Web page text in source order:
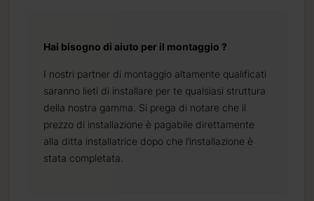
Hai bisogno di aiuto per il montaggio ?
I nostri partner di montaggio altamente qualificati
saranno lieti di installare per te qualsiasi struttura
della nostra gamma. Si prega di notare che il
prezzo di installazione è pagabile direttamente
alla ditta installatrice dopo che l’installazione è
stata completata.